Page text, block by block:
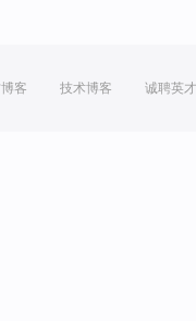
客 技术博客 诚聘英才